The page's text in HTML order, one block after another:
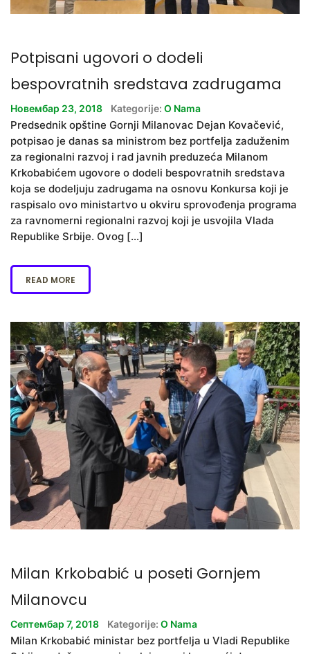
Potpisani ugovori o dodeli
bespovratnih sredstava zadrugama
Новембар 23, 2018 Kategorije: O Nama
Predsednik opštine Gornji Milanovac Dejan Kovačević,
potpisao je danas sa ministrom bez portfelja zaduženim
za regionalni razvoj i rad javnih preduzeća Milanom
Krkobabićem ugovore o dodeli bespovratnih sredstava
koja se dodeljuju zadrugama na osnovu Konkursa koji je
raspisalo ovo ministartvo u okviru sprovođenja programa
za ravnomerni regionalni razvoj koji je usvojila Vlada
Republike Srbije. Ovog […]
READ MORE
Milan Krkobabić u poseti Gornjem
Milanovcu
Септембар 7, 2018 Kategorije: O Nama
Milan Krkobabić ministar bez portfelja u Vladi Republike